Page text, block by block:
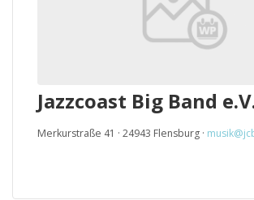
Jazzcoast Big Band
Merkurstraße 41 · 24943 Flensburg ·